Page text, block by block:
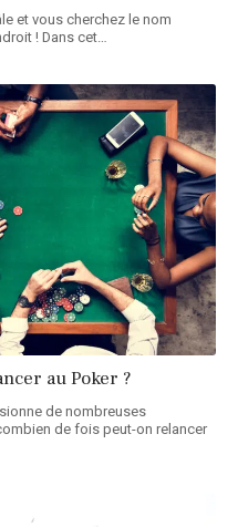
et vous cherchez le nom
! Dans cet…
au Poker ?
de nombreuses
de fois peut-on relancer